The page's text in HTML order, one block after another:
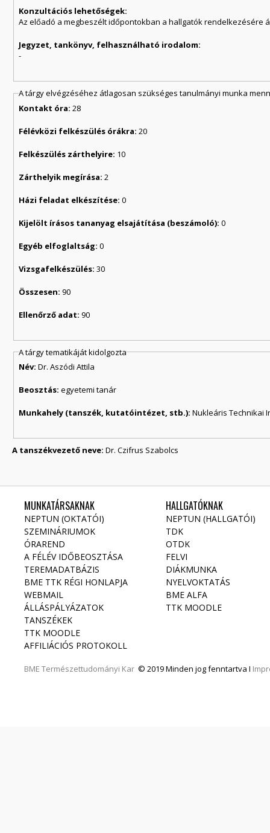
Konzultációs lehetőségek:
Az előadó a megbeszélt időpontokban a hallgatók rendelkezésére
Jegyzet, tankönyv, felhasználható irodalom:
-
A tárgy elvégzéséhez átlagosan szükséges tanulmányi munka
Kontakt óra:28
Félévközi felkészülés órákra:20
Felkészülés zárthelyire: 10
Zárthelyik megírása:2
Házi feladat elkészítése:0
Kijelölt írásos tananyag elsajátítása (beszámoló):0
Egyéb elfoglaltság:0
Vizsgafelkészülés:30
Összesen:90
Ellenőrző adat:90
A tárgy tematikáját kidolgozta
Név:Dr. Aszódi Attila
Beosztás:egyetemi tanár
Munkahely (tanszék, kutatóintézet, stb.):Nukleáris Technikai
A tanszékvezető neve: Dr. Czifrus Szabolcs
MUNKATÁRSAKNAK
NEPTUN (OKTATÓI)
SZEMINÁRIUMOK
ÓRAREND
A FÉLÉV IDŐBEOSZTÁSA
TEREMADATBÁZIS
BME TTK RÉGI HONLAPJA
WEBMAIL
ÁLLÁSPÁLYÁZATOK
TANSZÉKEK
TTK MOODLE
AFFILIÁCIÓS PROTOKOLL
BME Természettudományi Kar © 2019 Minden jog fenntartva I
HALLGATÓKNAK
NEPTUN (HALLGATÓI)
TDK
OTDK
FELVI
DIÁKMUNKA
NYELVOKTATÁS
BME ALFA
TTK MOODLE